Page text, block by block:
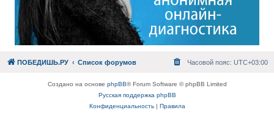
ПОБЕДИШЬ.РУ Список форумов Часовой пояс: UTC+03:00
Создано на основе phpBB® Forum Software © phpBB Limited
Русская поддержка phpBB
Конфиденциальность| Правила